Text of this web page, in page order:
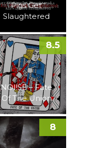
Pigs Get
Slaughtered
NOI!SE – Fate
Of The Union
8.5
8